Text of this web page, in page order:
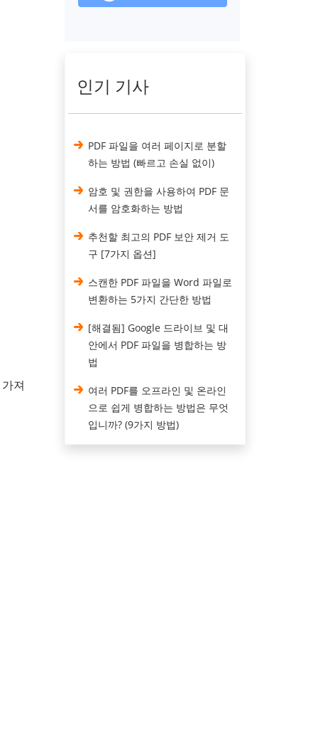
져
인기 기사
PDF 파일을 여러 페이지로 분할
하는 방법 (빠르고 손실 없이)
암호 및 권한을 사용하여 PDF 문
서를 암호화하는 방법
추천할 최고의 PDF 보안 제거 도
구 [7가지 옵션]
스캔한 PDF 파일을 Word 파일로
변환하는 5가지 간단한 방법
[해결됨] Google 드라이브 및 대
안에서 PDF 파일을 병합하는 방
법
여러 PDF를 오프라인 및 온라인
으로 쉽게 병합하는 방법은 무엇
입니까? (9가지 방법)